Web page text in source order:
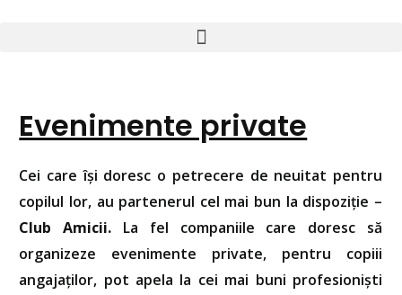
Evenimente private
Cei care își doresc o petrecere de neuitat pentru
copilul lor, au partenerul cel mai bun la dispoziție –
Club Amicii. La fel companiile care doresc să
organizeze evenimente private, pentru copiii
angajaților, pot apela la cei mai buni profesioniști